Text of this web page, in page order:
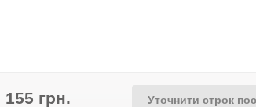
155 грн. Уточнити строк